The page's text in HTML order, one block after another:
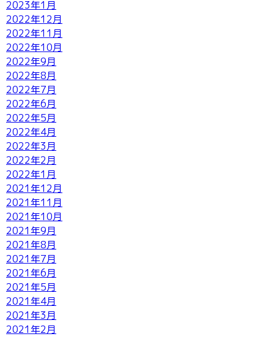
2023年1月
2022年12月
2022年11月
2022年10月
2022年9月
2022年8月
2022年7月
2022年6月
2022年5月
2022年4月
2022年3月
2022年2月
2022年1月
2021年12月
2021年11月
2021年10月
2021年9月
2021年8月
2021年7月
2021年6月
2021年5月
2021年4月
2021年3月
2021年2月